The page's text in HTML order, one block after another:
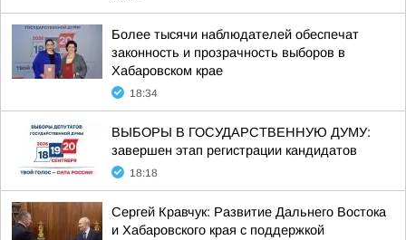
Более тысячи наблюдателей обеспечат
законность и прозрачность выборов в
Хабаровском крае
18:34
ВЫБОРЫ В ГОСУДАРСТВЕННУЮ ДУМУ:
завершен этап регистрации кандидатов
18:18
Сергей Кравчук: Развитие Дальнего Востока
и Хабаровского края с поддержкой